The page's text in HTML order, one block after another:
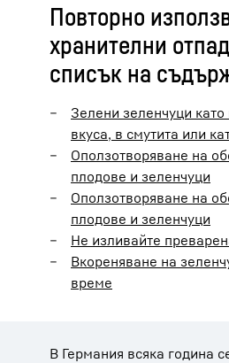
Повторно
хранителни
списък на
Зелени зеленчуци
вкуса, в смутита или
Оползотворяване на
плодове и зеленчуци
Оползотворяване на
плодове и зеленчуци
Не изливайте
Вкореняване на
време
В Германия всяка година